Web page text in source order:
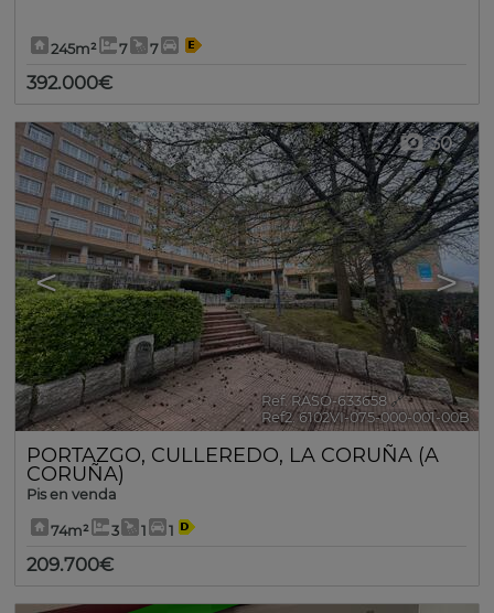
245m² 7 7
392.000€
< >
30
Ref. RASO-633658 🔗
Ref2. 6102VI-075-000-001-00B
PORTAZGO, CULLEREDO, LA CORUÑA (A
CORUÑA)
Pis en venda
74m² 3 1 1
209.700€